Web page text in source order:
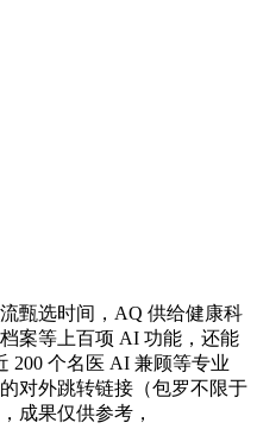
甄选时间，AQ 供给健康科
案等上百项 AI 功能，还能
200 个名医 AI 兼顾等专业
对外跳转链接（包罗不限于
成果仅供参考，